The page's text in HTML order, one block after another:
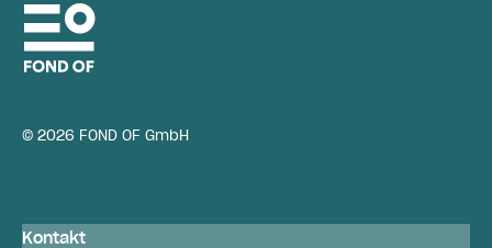
© 2026 FOND OF GmbH
Kontakt